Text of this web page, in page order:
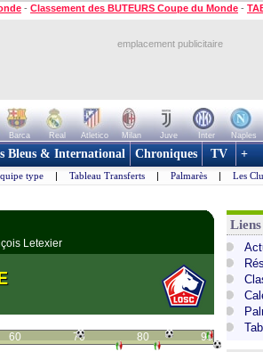
- Classement des BUTEURS Coupe du Monde -
emplacement publicitaire
Barca Real Atletico Milan Juve Inter Naples
Bleus & International Chroniques TV +
type | Tableau Transferts | Palmarès | Les
Letexier
60 70 80 90